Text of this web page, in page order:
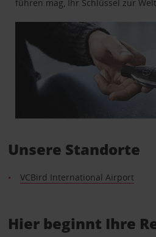
führen mag, Ihr Schlüssel zur
Unsere Standorte
VCBird International Airport
Hier beginnt Ihre